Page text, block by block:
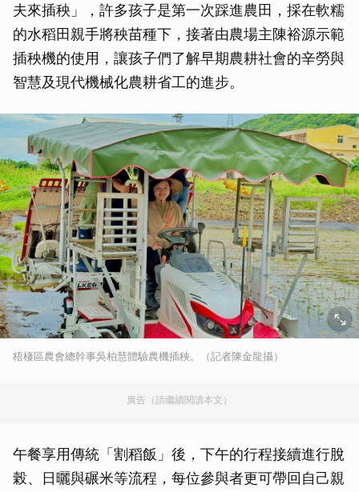
夫來插秧」，許多孩子是第一次踩進農田，採在軟糯
的水稻田親手將秧苗種下，接著由農場主陳裕源示範
插秧機的使用，讓孩子們了解早期農耕社會的辛勞與
智慧及現代機械化農耕省工的進步。
梧棲區農會總幹事吳柏慧體驗農機插秧。（記者陳金龍攝）
廣告（請繼續閱讀本文）
午餐享用傳統「割稻飯」後，下午的行程接續進行脫
榖、日曬與碾米等流程，每位參與者更可帶回自己親